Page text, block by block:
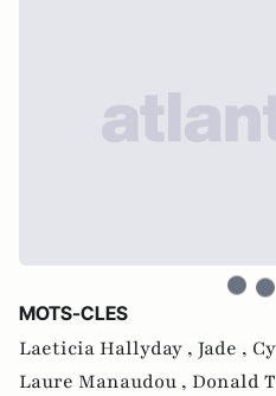
MOTS-CLES
Laeticia Hallyday , Jade ,
Laure Manaudou , Donald